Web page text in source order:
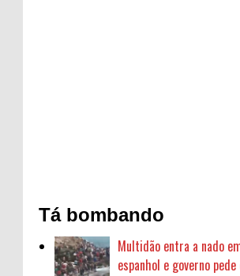
Tá bombando
Multidão entra a nado
espanhol e governo